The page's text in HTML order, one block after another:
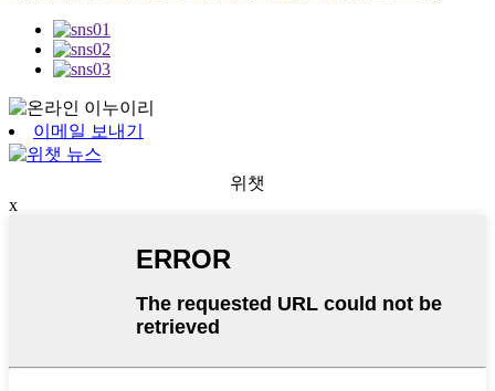
이메일 보내기
위챗
x